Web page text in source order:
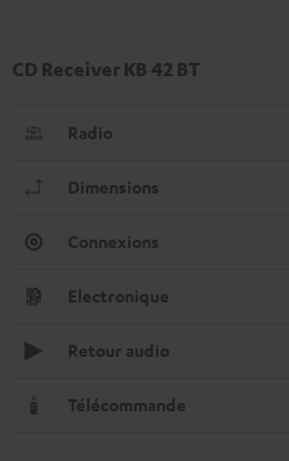
CD Receiver KB 42 BT
Radio
Dimensions
Connexions
Electronique
Retour audio
Télécommande